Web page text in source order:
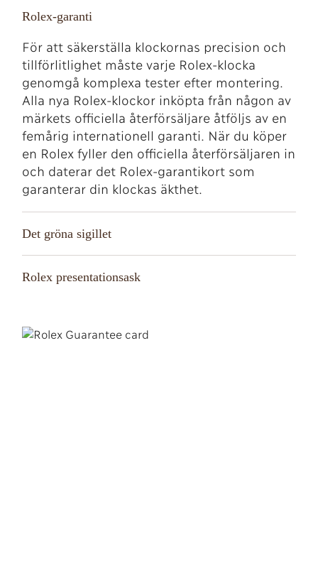
Rolex-garanti
För att säkerställa klockornas precision och
tillförlitlighet måste varje Rolex-klocka
genomgå komplexa tester efter montering.
Alla nya Rolex-klockor inköpta från någon av
märkets officiella återförsäljare åtföljs av en
femårig internationell garanti. När du köper
en Rolex fyller den officiella återförsäljaren in
och daterar det Rolex-garantikort som
garanterar din klockas äkthet.
Det gröna sigillet
Rolex presentationsask